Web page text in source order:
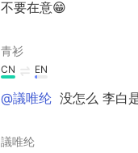
不要在意😁
青衫
CN EN
@議唯纶 没怎么 李白
議唯纶